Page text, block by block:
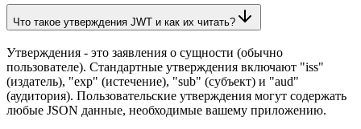
Что такое утверждения JWT и как их читать?
Утверждения - это заявления о сущности (обычно
пользователе). Стандартные утверждения включают "iss"
(издатель), "exp" (истечение), "sub" (субъект) и "aud"
(аудитория). Пользовательские утверждения могут содержать
любые JSON данные, необходимые вашему приложению.